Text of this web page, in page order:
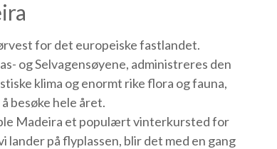
for det europeiske fastlandet.
og Selvagensøyene, administreres den
klima og enormt rike flora og fauna,
besøke hele året.
Madeira et populært vinterkursted for
lander på flyplassen, blir det med en gang